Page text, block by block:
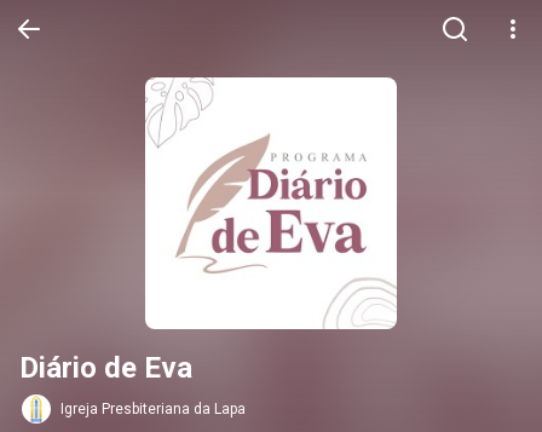
Diário de Eva
Igreja Presbiteriana da Lapa